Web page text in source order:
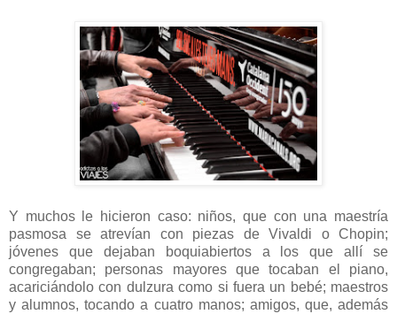
Y muchos le hicieron caso: niños, que con una maestría
pasmosa se atrevían con piezas de Vivaldi o Chopin;
jóvenes que dejaban boquiabiertos a los que allí se
congregaban; personas mayores que tocaban el piano,
acariciándolo con dulzura como si fuera un bebé; maestros
y alumnos, tocando a cuatro manos; amigos, que, además